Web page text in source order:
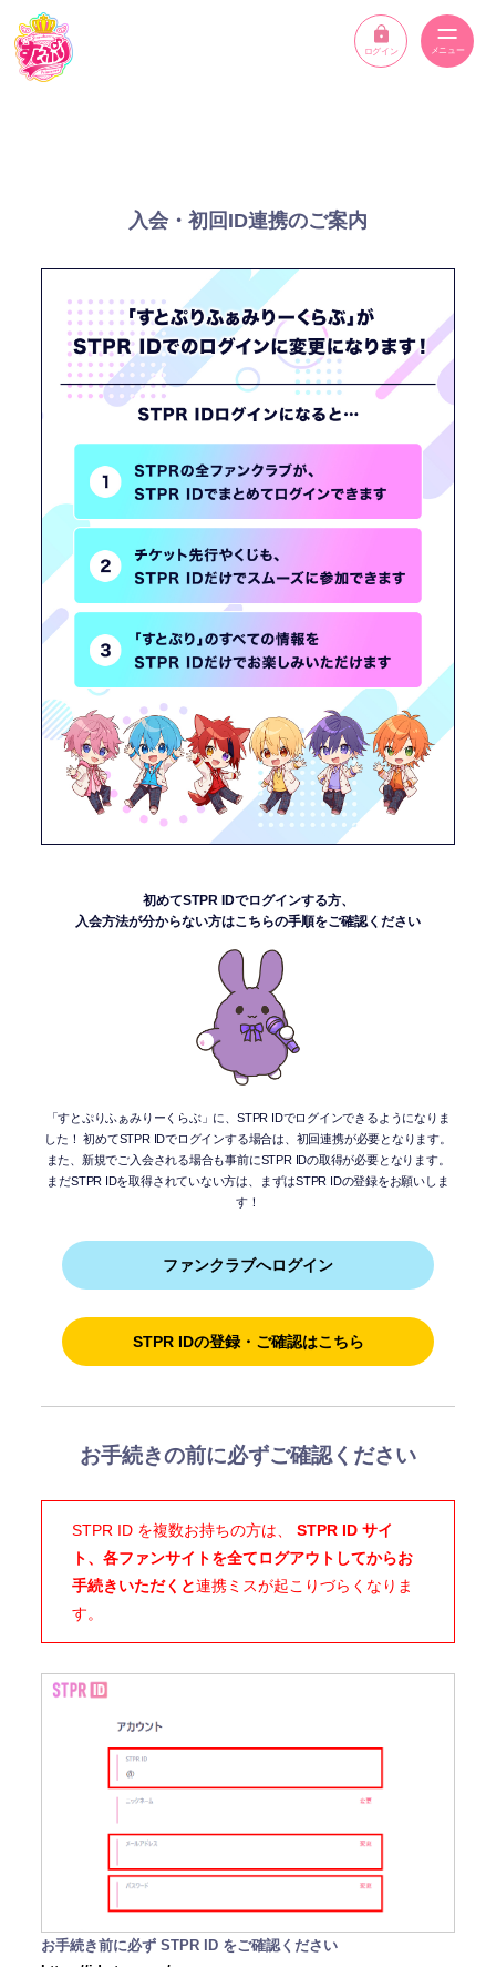
ログイン
イベント
YouTube
ディスコグラフィー
STPR ONLINE STORE
新規会員登録
すとふぁみ会員の方はこちらからログイン
ふぁみレポ
ムービー
フォトギャラリー
ふぁみくじ
入会・初回ID連携のご案内
初めてSTPR IDでログインする方、
入会方法が分からない方はこちらの手順をご確認ください
「すとぷりふぁみりーくらぶ」に、STPR IDでログインできるようになりま
した！初めてSTPR IDでログインする場合は、初回連携が必要となります。
また、新規でご入会される場合も事前にSTPR IDの取得が必要となります。
まだSTPR IDを取得されていない方は、まずはSTPR IDの登録をお願いしま
す！
ファンクラブへログイン
STPR IDの登録・ご確認はこちら
お手続きの前に必ずご確認ください
STPR ID を複数お持ちの方は、
STPR ID サイ
ト、各ファンサイトを全てログアウトしてからお
手続きいただくと連携ミスが起こりづらくなりま
す。
お手続き前に必ず STPR ID をご確認ください